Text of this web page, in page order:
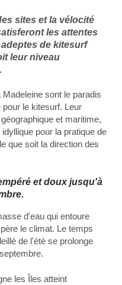
sites et la vélocité
les attentes
de kitesurf
leur niveau
Madeleine sont le paradis
pour le kitesurf. Leur
et maritime,
pour la pratique de
que soit la direction des
et doux jusqu'à
d'eau qui entoure
le climat. Le temps
de l'été se prolonge
les Îles atteint